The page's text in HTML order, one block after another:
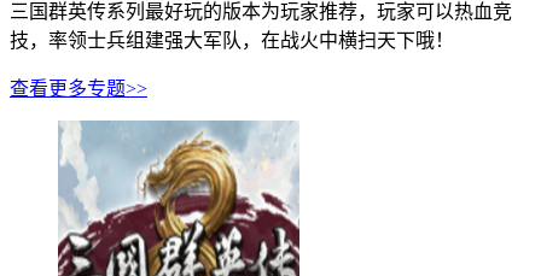
三国群英传系列最好玩的版本为玩家推荐，玩家可以热血竞
技，率领士兵组建强大军队，在战火中横扫天下哦！
查看更多专题>>